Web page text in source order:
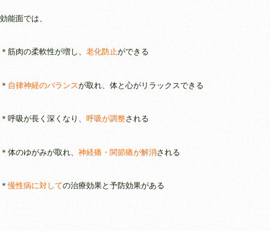
効能面では、
＊筋肉の柔軟性が増し、 老化防止ができる
＊ 自律神経のバランスが取れ、体と心がリラックスできる
＊呼吸が長く深くなり、 呼吸が調整される
＊体のゆがみが取れ、 神経痛・関節痛が解消される
＊慢性病に対しての治療効果と予防効果がある